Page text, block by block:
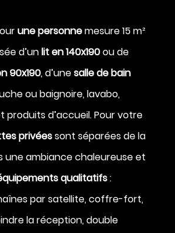
6
Août 2026
Départ
7
une personnemesure 15 m²
d’unlit en 140x190ou de
90x190, d’unesalle de bain
ou baignoire, lavabo,
d’accueil. Pour votre
privéessont séparées de la
une ambiance chaleureuse et
qualitatifs:
par satellite, coffre-fort,
la réception, double